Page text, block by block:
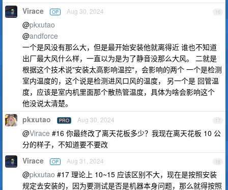
16
Virace OP Aug 30, 2024
@pkxutao
@andforce
一个是风没有那么大，但是最开始安装他就离得近 谁也不知道
出厂最大风什么样，一直以为是为了静音没那么大风。 二就是
根据这个技术说"安装太高影响温控"，会影响的两个 一个是检测
室内温度的，这个说是检测进风口风的温度， 另一个是 回管温
度，应该是室内机里面那个散热管温度，具体为啥会影响这个
他没说太清楚。
17
pkxutao PRO Aug 30, 2024
@Virace #16 你最终改了离天花板多少？我现在离天花板 10 公
分的样子，不知道要不要改
18
Virace OP Aug 31, 2024
@pkxutao #17 理论上 10~15 应该区别不大，现在是按照安装
规定去安装的，因为要测试是否是机器本身问题，那么就得按照